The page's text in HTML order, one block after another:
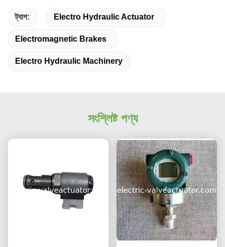
ট্যাগ: Electro Hydraulic Actuator
Electromagnetic Brakes
Electro Hydraulic Machinery
সংশ্লিষ্ট পণ্য